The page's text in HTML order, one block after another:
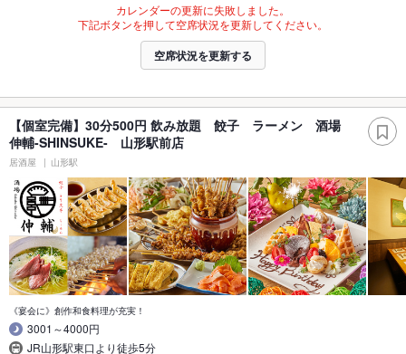
カレンダーの更新に失敗しました。
下記ボタンを押して空席状況を更新してください。
空席状況を更新する
【個室完備】30分500円 飲み放題 餃子 ラーメン 酒場
伸輔-SHINSUKE- 山形駅前店
居酒屋 山形駅
《宴会に》創作和食料理が充実！
3001～4000円
JR山形駅東口より徒歩5分